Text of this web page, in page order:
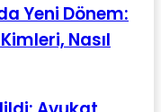
Yeni Dönem:
Nasıl